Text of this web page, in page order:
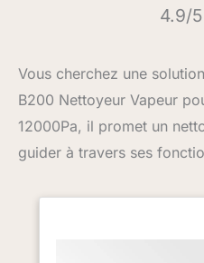
4.9/
Vous cherchez une
B200 Nettoyeur Vapeur
12000Pa, il promet un
guider à travers ses